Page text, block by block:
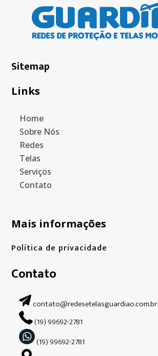
Sitemap
Links
Home
Sobre Nós
Redes
Telas
Serviços
Contato
Mais informações
Política de privacidade
Contato
contato@redesetelasguardiao.com.br
(19) 99692-2781
(19) 99692-2781